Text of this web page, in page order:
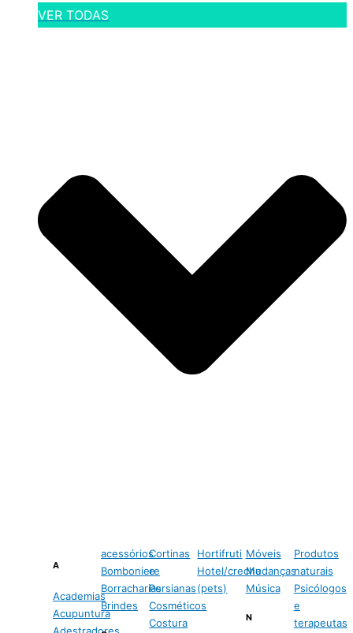
VER TODAS
A
Academias
Acupuntura
acessórios
Bomboniere
Borracharias
Brindes
Cortinas
e
Persianas
Cosméticos
Costura
Hortifruti
Hotel/creche
(pets)
Móveis
Mudanças
Música
N
Produtos
naturais
Psicólogos
e
terapeutas